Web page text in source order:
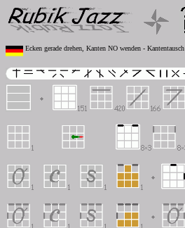
Ecken gerade drehen, Kanten NO wenden - Kantentausch